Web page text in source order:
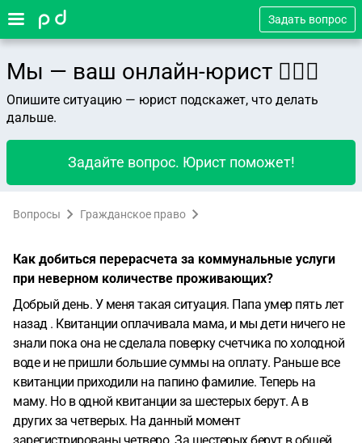
Задать вопрос
Мы — ваш онлайн-юрист 👨🏻‍⚖️
Опишите ситуацию — юрист подскажет, что делать
дальше.
Задайте вопрос. Юрист поможет!
Вопросы Гражданское право
Как добиться перерасчета за коммунальные услуги
при неверном количестве проживающих?
Добрый день. У меня такая ситуация. Папа умер пять лет
назад . Квитанции оплачивала мама, и мы дети ничего не
знали пока она не сделала поверку счетчика по холодной
воде и не пришли большие суммы на оплату. Раньше все
квитанции приходили на папино фамилие. Теперь на
маму. Но в одной квитанции за шестерых берут. А в
других за четверых. На данный момент